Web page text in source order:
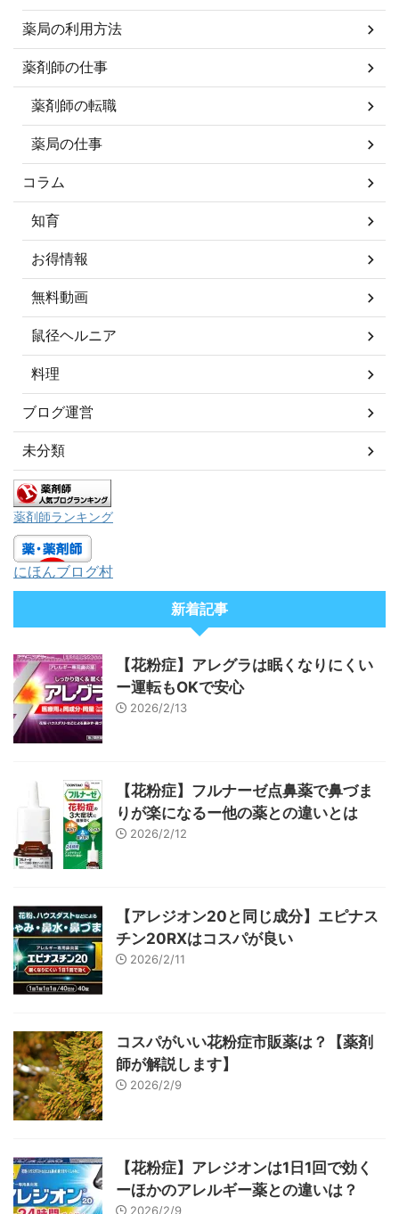
薬局の利用方法
薬剤師の仕事
薬剤師の転職
薬局の仕事
コラム
知育
お得情報
無料動画
鼠径ヘルニア
料理
ブログ運営
未分類
薬剤師ランキング
にほんブログ村
新着記事
【花粉症】アレグラは眠くなりにくい
ー運転もOKで安心
2026/2/13
【花粉症】フルナーゼ点鼻薬で鼻づま
りが楽になるー他の薬との違いとは
2026/2/12
【アレジオン20と同じ成分】エピナス
チン20RXはコスパが良い
2026/2/11
コスパがいい花粉症市販薬は？【薬剤
師が解説します】
2026/2/9
【花粉症】アレジオンは1日1回で効く
ーほかのアレルギー薬との違いは？
2026/2/9